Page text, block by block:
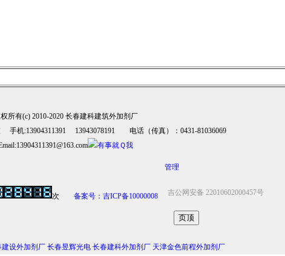
所有(c) 2010-2020 长春建科建筑外加剂厂
手机:13904311391 13943078191 电话（传真）：0431-81036069
次 备案号：吉ICP备10000008
管理
吉公网安备 22010602000457号
建设外加剂厂 长春昱辉光电 长春建科外加剂厂 天津金色前程外加剂厂